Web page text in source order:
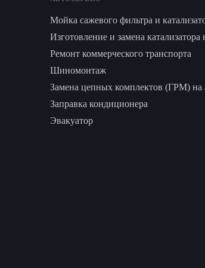
Мойка сажевого фильтра и
Изготовление и замена катализатора
Ремонт коммерческого транспорта
Шиномонтаж
Замена цепных комплектов (ГРМ) на
Заправка кондиционера
Эвакуатор